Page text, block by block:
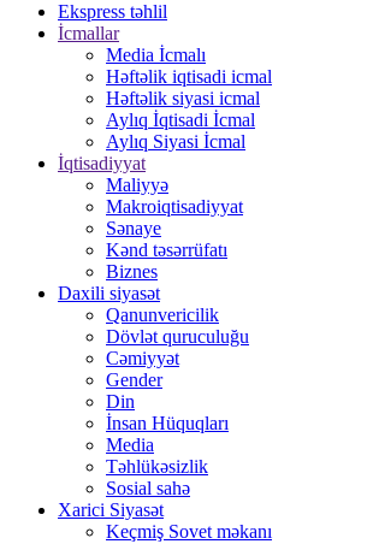
Ekspress təhlil
İcmallar
Media İcmalı
Həftəlik iqtisadi icmal
Həftəlik siyasi icmal
Aylıq İqtisadi İcmal
Aylıq Siyasi İcmal
İqtisadiyyat
Maliyyə
Makroiqtisadiyyat
Sənaye
Kənd təsərrüfatı
Biznes
Daxili siyasət
Qanunvericilik
Dövlət quruculuğu
Cəmiyyət
Gender
Din
İnsan Hüquqları
Media
Təhlükəsizlik
Sosial sahə
Xarici Siyasət
Keçmiş Sovet məkanı